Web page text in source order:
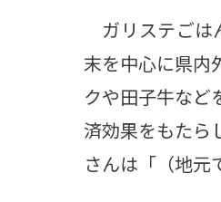
ガリステごは
末を中心に県内
クや田子牛など
済効果をもたら
さんは「（地元